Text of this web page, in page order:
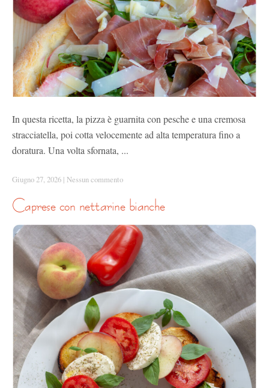
In questa ricetta, la pizza è guarnita con pesche e una cremosa
stracciatella, poi cotta velocemente ad alta temperatura fino a
doratura. Una volta sfornata, ...
Giugno 27, 2026 | Nessun commento
caprese con nettarine bianche